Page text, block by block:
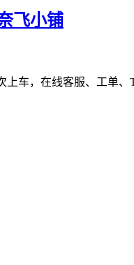
飞小铺
上车，在线客服、工单